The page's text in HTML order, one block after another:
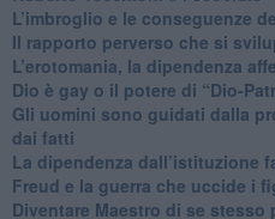
​L’imbroglio e le conseguenze
​Il rapporto perverso che si
L’erotomania, la dipendenza
​Dio è gay o il potere di “Dio-
​Gli uomini sono guidati dalla
dai fatti
La dipendenza dall’istituzione
​Freud e la guerra che uccide i
​Diventare Maestro di se